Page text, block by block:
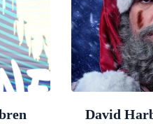
David